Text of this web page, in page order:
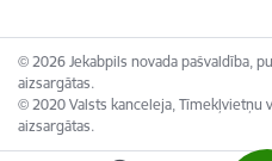
© 2026 Jekabpils novada pašvaldība,
aizsargātas.
© 2020 Valsts kanceleja, Tīmekļvietņu
aizsargātas.